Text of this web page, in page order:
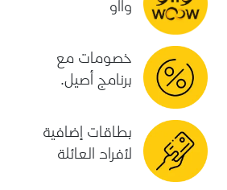
خصومات مع
برنامج أصيل.
بطاقات إضافية
لأفراد العائلة